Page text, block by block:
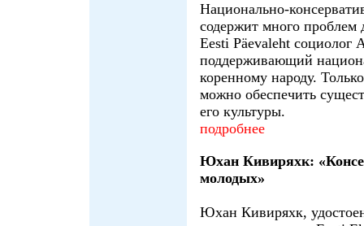
Национально-
содержит много
Eesti Päevaleht
поддерживающий
коренному народу.
можно обеспечить
его культуры.
подробнее
Юхан Кивиряхк:
молодых»
Юхан Кивиряхк,